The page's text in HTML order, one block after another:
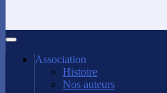
Association
Histoire
Nos auteurs